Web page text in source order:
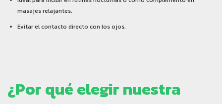
masajes relajantes.
Evitar el contacto directo con los ojos.
¿Por qué elegir nuestra